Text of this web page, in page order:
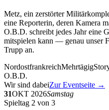
Metz, ein zerstörter
eine Reporterin, deren Kamera
O.B.D. schreibt jedes Jahr eine
mitspielen kann — genau unser
Trupp an.
NordostfrankreichMehrtägig
O.B.D.
Wir sind dabeiZur Eventseite →
31OKT 2026Samstag
Spieltag 2 von 3